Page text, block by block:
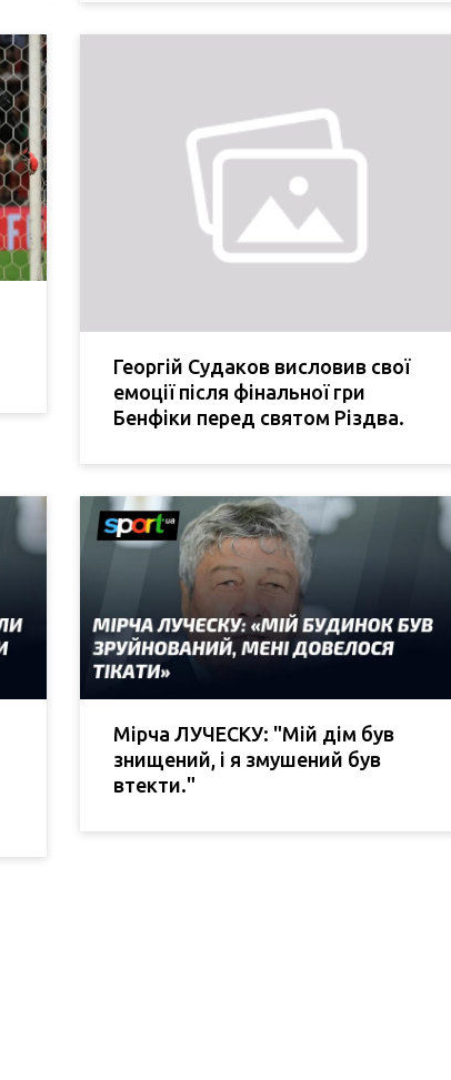
Георгій Судаков висловив свої
емоції після фінальної гри
Бенфіки перед святом Різдва.
Мірча ЛУЧЕСКУ: "Мій дім був
знищений, і я змушений був
втекти."